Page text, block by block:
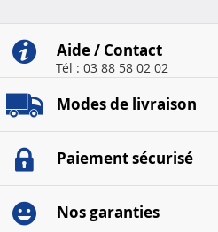
Aide / Contact
Tél : 03 88 58 02 02
Modes de livraison
Paiement sécurisé
Nos garanties